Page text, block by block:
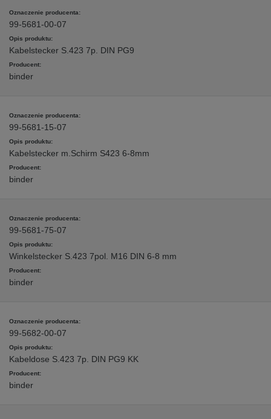
99-5681-00-07
Kabelstecker S.423 7p. DIN PG9
binder
99-5681-15-07
Kabelstecker m.Schirm S423 6-8mm
binder
99-5681-75-07
Winkelstecker S.423 7pol. M16 DIN 6-8 mm
binder
99-5682-00-07
Kabeldose S.423 7p. DIN PG9 KK
binder